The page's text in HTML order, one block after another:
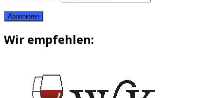
Abonnieren
Wir empfehlen: